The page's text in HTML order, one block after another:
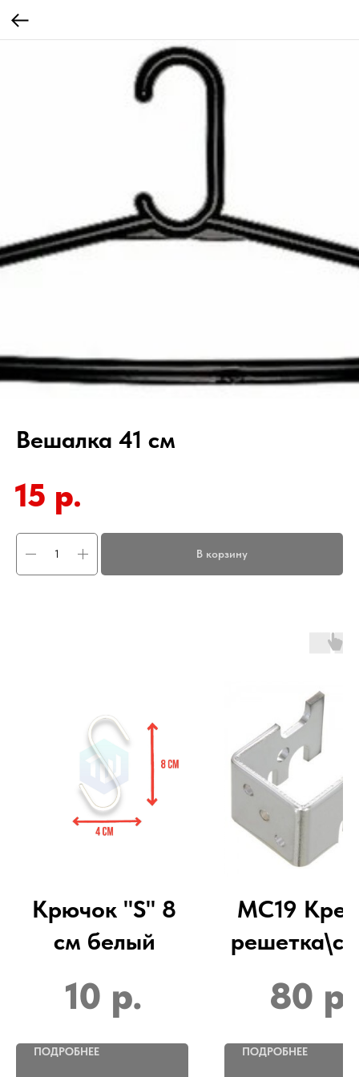
Вешалка 41 см
15 р.
В корзину
Крючок "S" 8
см белый
10 р.
ПОДРОБНЕЕ
МС19
80 р.
ПОДРОБНЕЕ